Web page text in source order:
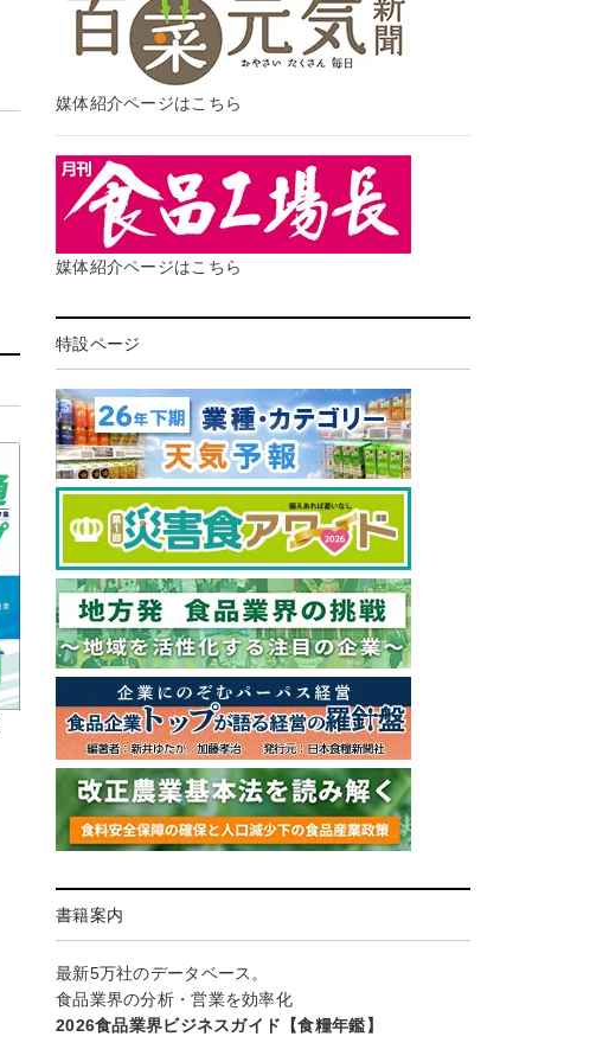
媒体紹介ページはこちら
媒体紹介ページはこちら
特設ページ
書籍案内
最新5万社のデータベース。
食品業界の分析・営業を効率化
2026食品業界ビジネスガイド【食糧年鑑】